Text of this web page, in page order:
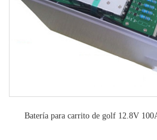
Batería para carrito de golf 12.8V